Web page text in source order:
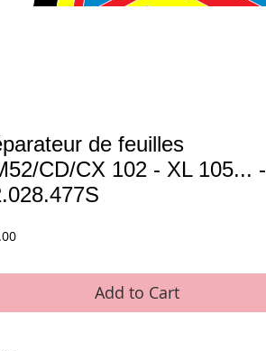
de feuilles
CD/CX 102 - XL 105... -
Price
Add to Cart